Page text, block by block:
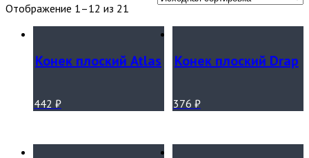
Отображение 1–12 из 21
Конек плоский Atlas
442 ₽
Конек плоский Drap
376 ₽